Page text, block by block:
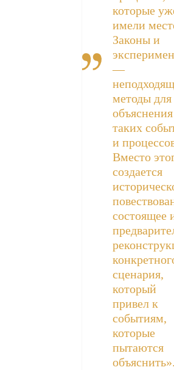
которые
имели
Законы и
—
методы для
объяснения
таких
и
Вместо
создается
состоящее
сценария,
который
привел к
событиям,
которые
пытаются
объяснить».